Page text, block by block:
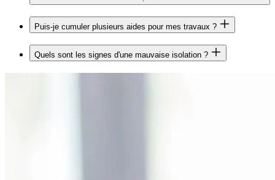
Puis-je cumuler plusieurs aides pour mes travaux ?
Quels sont les signes d'une mauvaise isolation ?